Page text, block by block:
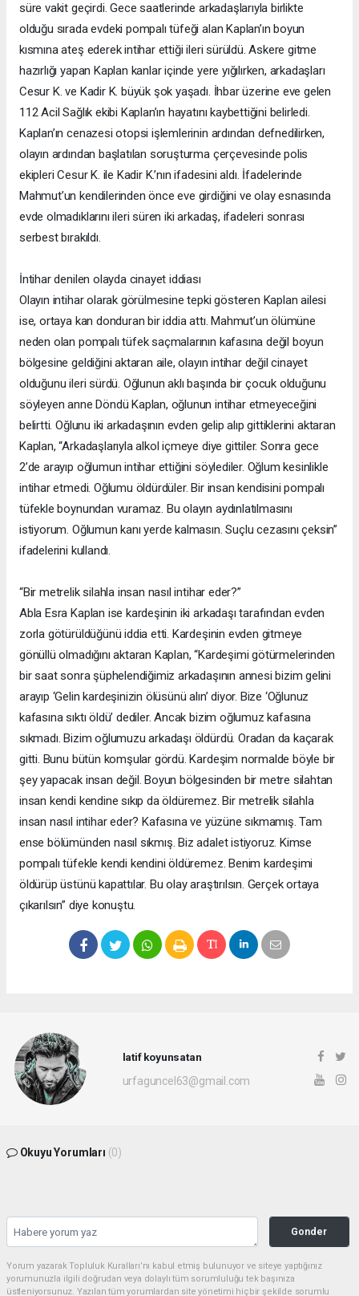
süre vakit geçirdi. Gece saatlerinde arkadaşlarıyla birlikte
olduğu sırada evdeki pompalı tüfeği alan Kaplan’ın boyun
kısmına ateş ederek intihar ettiği ileri sürüldü. Askere gitme
hazırlığı yapan Kaplan kanlar içinde yere yığılırken, arkadaşları
Cesur K. ve Kadir K. büyük şok yaşadı. İhbar üzerine eve gelen
112 Acil Sağlık ekibi Kaplan’ın hayatını kaybettiğini belirledi.
Kaplan’ın cenazesi otopsi işlemlerinin ardından defnedilirken,
olayın ardından başlatılan soruşturma çerçevesinde polis
ekipleri Cesur K. ile Kadir K.’nın ifadesini aldı. İfadelerinde
Mahmut’un kendilerinden önce eve girdiğini ve olay esnasında
evde olmadıklarını ileri süren iki arkadaş, ifadeleri sonrası
serbest bırakıldı.
İntihar denilen olayda cinayet iddiası
Olayın intihar olarak görülmesine tepki gösteren Kaplan ailesi
ise, ortaya kan donduran bir iddia attı. Mahmut’un ölümüne
neden olan pompalı tüfek saçmalarının kafasına değil boyun
bölgesine geldiğini aktaran aile, olayın intihar değil cinayet
olduğunu ileri sürdü. Oğlunun aklı başında bir çocuk olduğunu
söyleyen anne Döndü Kaplan, oğlunun intihar etmeyeceğini
belirtti. Oğlunu iki arkadaşının evden gelip alıp gittiklerini aktaran
Kaplan, “Arkadaşlarıyla alkol içmeye diye gittiler. Sonra gece
2’de arayıp oğlumun intihar ettiğini söylediler. Oğlum kesinlikle
intihar etmedi. Oğlumu öldürdüler. Bir insan kendisini pompalı
tüfekle boynundan vuramaz. Bu olayın aydınlatılmasını
istiyorum. Oğlumun kanı yerde kalmasın. Suçlu cezasını çeksin”
ifadelerini kullandı.
“Bir metrelik silahla insan nasıl intihar eder?”
Abla Esra Kaplan ise kardeşinin iki arkadaşı tarafından evden
zorla götürüldüğünü iddia etti. Kardeşinin evden gitmeye
gönüllü olmadığını aktaran Kaplan, “Kardeşimi götürmelerinden
bir saat sonra şüphelendiğimiz arkadaşının annesi bizim gelini
arayıp ‘Gelin kardeşinizin ölüsünü alın’ diyor. Bize ‘Oğlunuz
kafasına sıktı öldü’ dediler. Ancak bizim oğlumuz kafasına
sıkmadı. Bizim oğlumuzu arkadaşı öldürdü. Oradan da kaçarak
gitti. Bunu bütün komşular gördü. Kardeşim normalde böyle bir
şey yapacak insan değil. Boyun bölgesinden bir metre silahtan
insan kendi kendine sıkıp da öldüremez. Bir metrelik silahla
insan nasıl intihar eder? Kafasına ve yüzüne sıkmamış. Tam
ense bölümünden nasıl sıkmış. Biz adalet istiyoruz. Kimse
pompalı tüfekle kendi kendini öldüremez. Benim kardeşimi
öldürüp üstünü kapattılar. Bu olay araştırılsın. Gerçek ortaya
çıkarılsın” diye konuştu.
latif koyunsatan
urfaguncel63@gmail.com
Okuyu Yorumları (0)
Gonder
Yorum yazarak Topluluk Kuralları’nı kabul etmiş bulunuyor ve siteye yaptığınız
yorumunuzla ilgili doğrudan veya dolaylı tüm sorumluluğu tek başınıza
üstleniyorsunuz. Yazılan tüm yorumlardan site yönetimi hiçbir şekilde sorumlu